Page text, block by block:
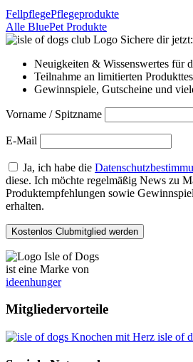
FellpflegePflegeprodukte
Alle BluePet Produkte
Sichere dir jetzt:
Neuigkeiten & Wissenswertes für
Teilnahme an limitierten
Gewinnspiele, Gutscheine und
Vorname / Spitzname
E-Mail
Ja, ich habe die
diese. Ich möchte regelmäßig News zu
Produktempfehlungen sowie
erhalten.
ist eine Marke von
ideenhunger
Mitgliedervorteile
isle of